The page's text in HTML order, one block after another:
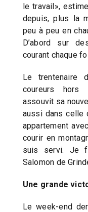
le travail»,
depuis, plus la
peu à peu en
D’abord sur
courant chaque
Le trentenaire
coureurs hors
assouvit sa
aussi dans celle
appartement
courir en
suis servi. Je
Salomon de
Une grande
Le week-end